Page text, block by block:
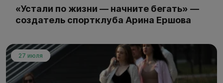
«Устали по жизни — начните бегать» —
создатель спортклуба Арина Ершова
27 июля